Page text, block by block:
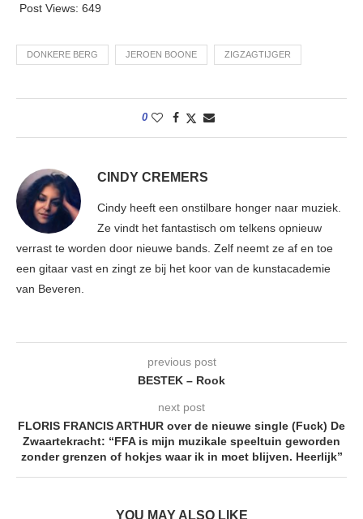
Post Views: 649
DONKERE BERG JEROEN BOONE ZIGZAGTIJGER
0
CINDY CREMERS
Cindy heeft een onstilbare honger naar muziek.
Ze vindt het fantastisch om telkens opnieuw
verrast te worden door nieuwe bands. Zelf neemt ze af en toe
een gitaar vast en zingt ze bij het koor van de kunstacademie
van Beveren.
previous post
BESTEK – Rook
next post
FLORIS FRANCIS ARTHUR over de nieuwe single (Fuck) De
Zwaartekracht: “FFA is mijn muzikale speeltuin geworden
zonder grenzen of hokjes waar ik in moet blijven. Heerlijk”
YOU MAY ALSO LIKE